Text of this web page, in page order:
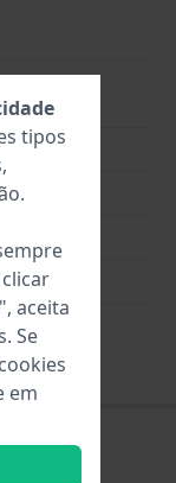
tipos
aceita
Se
em